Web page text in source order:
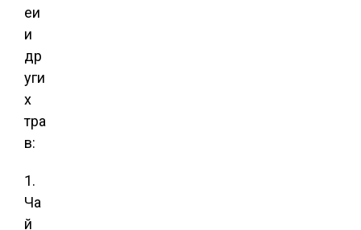
еи
и
др
уги
х
тра
в:
1.
Ча
й